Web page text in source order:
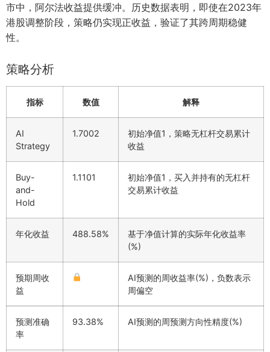
市中，阿尔法收益提供缓冲。历史数据表明，即使在2023年
港股调整阶段，策略仍实现正收益，验证了其跨周期稳健
性。
策略分析
指标 数值 解释
AI
Strategy
1.7002
初始净值1，策略无杠杆交易累计
收益
Buy-
and-
Hold
1.1101
初始净值1，买入并持有的无杠杆
交易累计收益
年化收益 488.58%
基于净值计算的实际年化收益率
(%)
预期周收
益
AI预测的周收益率(%)，负数表示
周偏空
预测准确
率
93.38% AI预测的周预测方向性精度(%)